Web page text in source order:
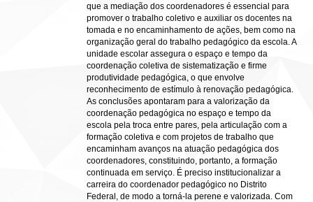
que a mediação dos coordenadores é essencial para
promover o trabalho coletivo e auxiliar os docentes na
tomada e no encaminhamento de ações, bem como na
organização geral do trabalho pedagógico da escola. A
unidade escolar assegura o espaço e tempo da
coordenação coletiva de sistematização e firme
produtividade pedagógica, o que envolve
reconhecimento de estímulo à renovação pedagógica.
As conclusões apontaram para a valorização da
coordenação pedagógica no espaço e tempo da
escola pela troca entre pares, pela articulação com a
formação coletiva e com projetos de trabalho que
encaminham avanços na atuação pedagógica dos
coordenadores, constituindo, portanto, a formação
continuada em serviço. É preciso institucionalizar a
carreira do coordenador pedagógico no Distrito
Federal, de modo a torná-la perene e valorizada. Com